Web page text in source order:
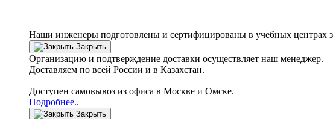
Наши инженеры подготовлены и сертифицированы в учебных центрах
Закрыть
Организацию и подтверждение доставки осуществляет наш менеджер.
Доставляем по всей России и в Казахстан.
Доступен самовывоз из офиса в Москве и Омске.
Подробнее..
Закрыть